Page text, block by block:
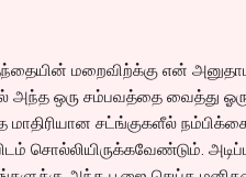
மறைவிற்க்கு என்
அந்த ஒரு சம்பவத்தை வைத்து
மாதிரியான சட்ங்குகளீல்
சொல்லியிருக்கவேண்டும்.